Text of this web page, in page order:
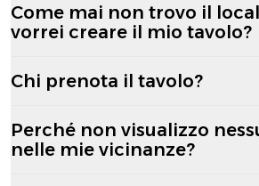
Come mai non trovo il
vorrei creare il mio tavolo?
Chi prenota il tavolo?
Perché non visualizzo
nelle mie vicinanze?